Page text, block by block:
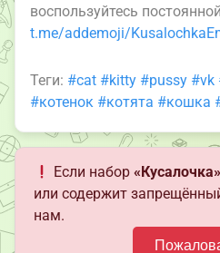
воспользуйтесь
t.me/addemoji/
Теги: #cat #kitty #pussy #vk
#котенок #котята #кошка
Если набор«Кусалочка»
или содержит
нам.